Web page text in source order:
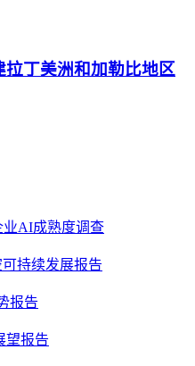
丁美洲和加勒比地区
AI成熟度调查
持续发展报告
报告
望报告